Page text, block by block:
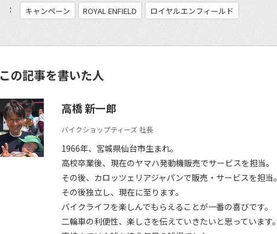
キャンペーン ROYAL ENFIELD ロイヤルエンフィールド
この記事を書いた人
高橋 新一郎
バイクショップティーズ 社長
1966年、宮城県仙台市生まれ。
高校卒業後、現在のヤマハ発動機販売でサービスを担当。
その後、カロッツェリアジャパンで販売・サービスを担当。
その後独立し、現在に至ります。
バイクライフを楽しんでもらえることが一番の喜びです。
二輪車の利便性、楽しさを伝えていきたいと思っています。